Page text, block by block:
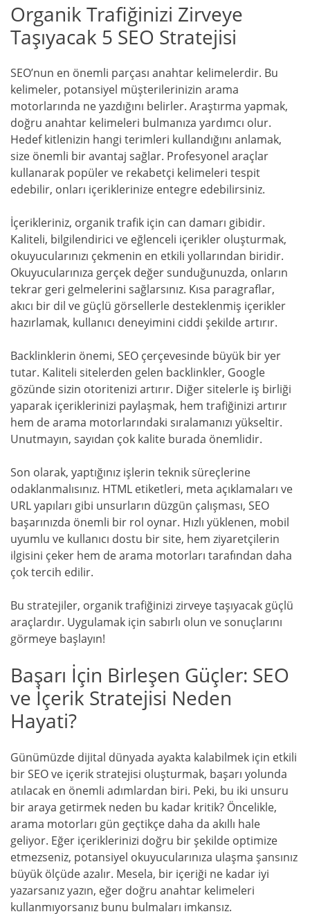
Organik Trafiğinizi Zirveye
Taşıyacak 5 SEO Stratejisi
SEO’nun en önemli parçası anahtar kelimelerdir. Bu
kelimeler, potansiyel müşterilerinizin arama
motorlarında ne yazdığını belirler. Araştırma yapmak,
doğru anahtar kelimeleri bulmanıza yardımcı olur.
Hedef kitlenizin hangi terimleri kullandığını anlamak,
size önemli bir avantaj sağlar. Profesyonel araçlar
kullanarak popüler ve rekabetçi kelimeleri tespit
edebilir, onları içeriklerinize entegre edebilirsiniz.
İçerikleriniz, organik trafik için can damarı gibidir.
Kaliteli, bilgilendirici ve eğlenceli içerikler oluşturmak,
okuyucularınızı çekmenin en etkili yollarından biridir.
Okuyucularınıza gerçek değer sunduğunuzda, onların
tekrar geri gelmelerini sağlarsınız. Kısa paragraflar,
akıcı bir dil ve güçlü görsellerle desteklenmiş içerikler
hazırlamak, kullanıcı deneyimini ciddi şekilde artırır.
Backlinklerin önemi, SEO çerçevesinde büyük bir yer
tutar. Kaliteli sitelerden gelen backlinkler, Google
gözünde sizin otoritenizi artırır. Diğer sitelerle iş birliği
yaparak içeriklerinizi paylaşmak, hem trafiğinizi artırır
hem de arama motorlarındaki sıralamanızı yükseltir.
Unutmayın, sayıdan çok kalite burada önemlidir.
Son olarak, yaptığınız işlerin teknik süreçlerine
odaklanmalısınız. HTML etiketleri, meta açıklamaları ve
URL yapıları gibi unsurların düzgün çalışması, SEO
başarınızda önemli bir rol oynar. Hızlı yüklenen, mobil
uyumlu ve kullanıcı dostu bir site, hem ziyaretçilerin
ilgisini çeker hem de arama motorları tarafından daha
çok tercih edilir.
Bu stratejiler, organik trafiğinizi zirveye taşıyacak güçlü
araçlardır. Uygulamak için sabırlı olun ve sonuçlarını
görmeye başlayın!
Başarı İçin Birleşen Güçler: SEO
ve İçerik Stratejisi Neden
Hayati?
Günümüzde dijital dünyada ayakta kalabilmek için etkili
bir SEO ve içerik stratejisi oluşturmak, başarı yolunda
atılacak en önemli adımlardan biri. Peki, bu iki unsuru
bir araya getirmek neden bu kadar kritik? Öncelikle,
arama motorları gün geçtikçe daha da akıllı hale
geliyor. Eğer içeriklerinizi doğru bir şekilde optimize
etmezseniz, potansiyel okuyucularınıza ulaşma şansınız
büyük ölçüde azalır. Mesela, bir içeriği ne kadar iyi
yazarsanız yazın, eğer doğru anahtar kelimeleri
kullanmıyorsanız bunu bulmaları imkansız.